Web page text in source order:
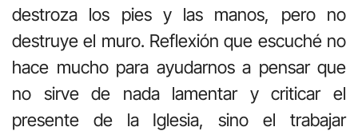
destroza los pies y las manos, pero no
destruye el muro. Reflexión que escuché no
hace mucho para ayudarnos a pensar que
no sirve de nada lamentar y criticar el
presente de la Iglesia, sino el trabajar